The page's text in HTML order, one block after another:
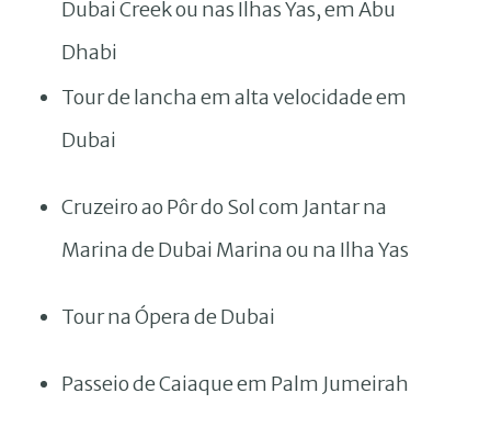
Dubai Creek ou nas Ilhas Yas, em Abu
Dhabi
Tour de lancha em alta velocidade em
Dubai
Cruzeiro ao Pôr do Sol com Jantar na
Marina de Dubai Marina ou na Ilha Yas
Tour na Ópera de Dubai
Passeio de Caiaque em Palm Jumeirah